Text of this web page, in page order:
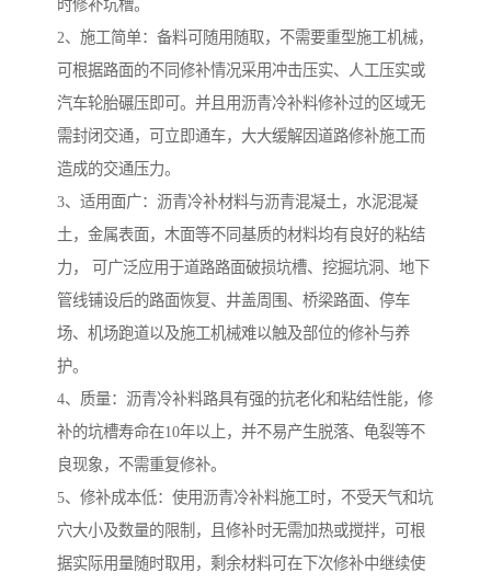
时修补坑槽。
2、施工简单：备料可随用随取，不需要重型施工机械，
可根据路面的不同修补情况采用冲击压实、人工压实或
汽车轮胎碾压即可。并且用沥青冷补料修补过的区域无
需封闭交通，可立即通车，大大缓解因道路修补施工而
造成的交通压力。
3、适用面广：沥青冷补材料与沥青混凝土，水泥混凝
土，金属表面，木面等不同基质的材料均有良好的粘结
力， 可广泛应用于道路路面破损坑槽、挖掘坑洞、地下
管线铺设后的路面恢复、井盖周围、桥梁路面、停车
场、机场跑道以及施工机械难以触及部位的修补与养
护。
4、质量：沥青冷补料路具有强的抗老化和粘结性能，修
补的坑槽寿命在10年以上，并不易产生脱落、龟裂等不
良现象，不需重复修补。
5、修补成本低：使用沥青冷补料施工时，不受天气和坑
穴大小及数量的限制，且修补时无需加热或搅拌，可根
据实际用量随时取用，剩余材料可在下次修补中继续使